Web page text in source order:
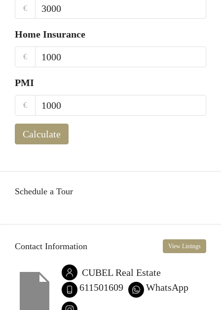
€‎
Home Insurance
€‎
PMI
€‎
Calculate
Schedule a Tour
Contact Information View Listings
CUBEL Real Estate
611501609
WhatsApp